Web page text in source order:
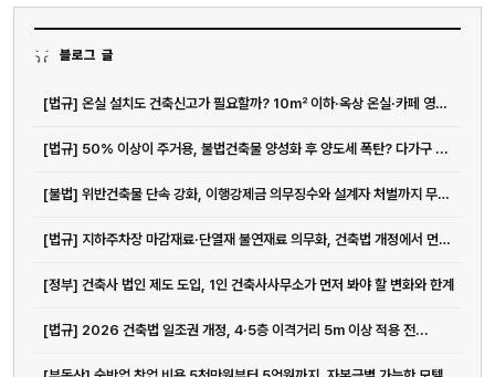
블로그 글
[법규] 온실 설치도 건축신고가 필요할까? 10㎡ 이하·옥상 온실·카페 영업...
[법규] 50% 이상이 주거용, 불법건축물 양성화 후 양도세 폭탄? 다가구 ...
[불법] 위반건축물 단속 강화, 이행강제금 의무징수와 설계자 처벌까지 무엇이 달라지나
[법규] 지하주차장 마감재료·단열재 불연재료 의무화, 건축법 개정에서 먼저 봐야 할 것
[정부] 건축사 법인 제도 도입, 1인 건축사사무소가 먼저 봐야 할 변화와 한계
[법규] 2026 건축법 일조권 개정, 4·5층 이격거리 5m 이상 적용 전...